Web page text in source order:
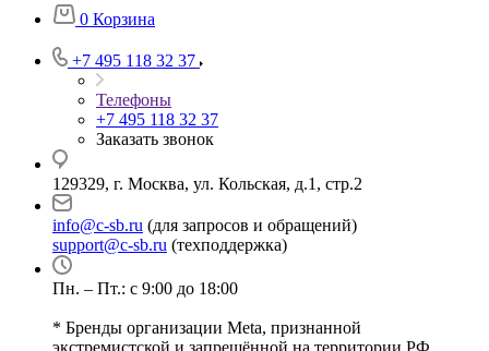
0 Корзина
+7 495 118 32 37
Телефоны
+7 495 118 32 37
Заказать звонок
129329, г. Москва, ул. Кольская, д.1, стр.2
info@c-sb.ru (для запросов и обращений)
support@c-sb.ru (техподдержка)
Пн. – Пт.: с 9:00 до 18:00
* Бренды организации Meta, признанной
экстремистской и запрещённой на территории РФ